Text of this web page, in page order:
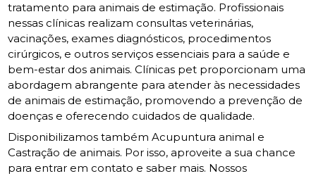
tratamento para animais de estimação. Profissionais
nessas clínicas realizam consultas veterinárias,
vacinações, exames diagnósticos, procedimentos
cirúrgicos, e outros serviços essenciais para a saúde e
bem-estar dos animais. Clínicas pet proporcionam uma
abordagem abrangente para atender às necessidades
de animais de estimação, promovendo a prevenção de
doenças e oferecendo cuidados de qualidade.
Disponibilizamos também Acupuntura animal e
Castração de animais. Por isso, aproveite a sua chance
para entrar em contato e saber mais. Nossos